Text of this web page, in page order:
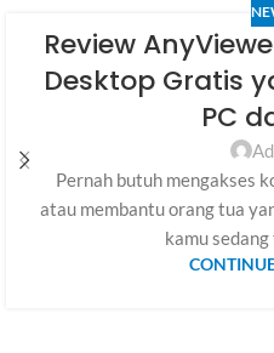
Review
Desktop Gratis
PC
Pernah butuh mengakses
atau membantu orang tua
kamu